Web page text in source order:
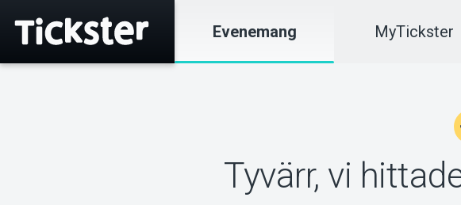
Evenemang MyTickster
Tyvärr, vi